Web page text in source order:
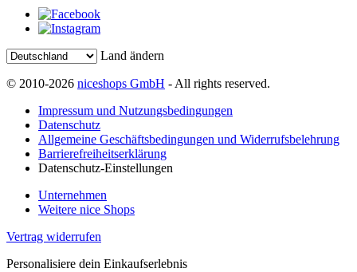
Land ändern
© 2010-2026 niceshops GmbH - All rights reserved.
Impressum und Nutzungsbedingungen
Datenschutz
Allgemeine Geschäftsbedingungen und Widerrufsbelehrung
Barrierefreiheitserklärung
Datenschutz-Einstellungen
Unternehmen
Weitere nice Shops
Vertrag widerrufen
Personalisiere dein Einkaufserlebnis